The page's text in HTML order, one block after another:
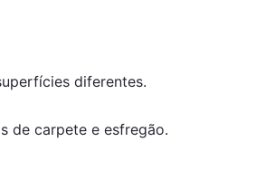
diferentes.
de carpete e esfregão.